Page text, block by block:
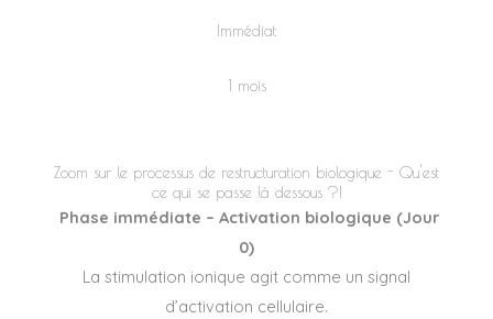
Immédiat
1 mois
Zoom sur le processus de restructuration biologique - Qu'est
ce qui se passe là dessous ?!
Phase immédiate – Activation biologique (Jour
0)
La stimulation ionique agit comme un signal
d’activation cellulaire.